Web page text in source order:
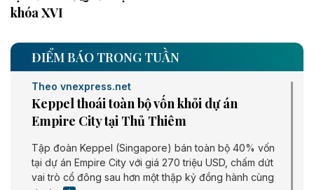
khóa XVI
ĐIỂM BÁO TRONG TUẦN
Theo vnexpress.net
Keppel thoái toàn bộ vốn khỏi dự án
Empire City tại Thủ Thiêm
Tập đoàn Keppel (Singapore) bán toàn bộ 40% vốn
tại dự án Empire City với giá 270 triệu USD, chấm dứt
vai trò cổ đông sau hơn một thập kỷ đồng hành cùng